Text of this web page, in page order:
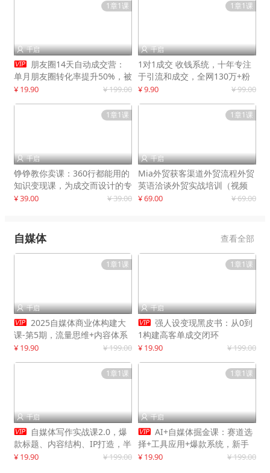
1章1课
 千启
 朋友圈14天自动成交营：
单月朋友圈转化率提升50%，被
动收入超3万元
¥ 19.90 ¥ 199.00
1章1课
 千启
1对1成交 收钱系统，十年专注
于引流和成交，全网130万+粉
丝
¥ 9.90 ¥ 99.00
1章1课
 千启
铮铮教你卖课：360行都能用的
知识变现课，为成交而设计的专
属课程
¥ 39.00 ¥ 39.00
1章1课
 千启
Mia外贸获客渠道外贸流程外贸
英语洽谈外贸实战培训（视频
课）价值399元
¥ 69.00 ¥ 69.00
自媒体 查看全部
1章1课
 千启
 2025自媒体商业体构建大
课-第5期，流量思维+内容体系
+变现闭环，打造个人可持续生
¥ 19.90 ¥ 199.00
1章1课
 千启
 强人设变现黑皮书：从0到
1构建高客单成交闭环
¥ 19.90 ¥ 199.00
1章1课
 千启
 自媒体写作实战课2.0，爆
款标题、内容结构、IP打造，半
年复制30万粉月入10万+
¥ 19.90 ¥ 199.00
1章1课
 千启
 AI+自媒体掘金课：赛道选
择+工具应用+爆款系统，新手
快速起步，副业月入8000+
¥ 19.90 ¥ 199.00